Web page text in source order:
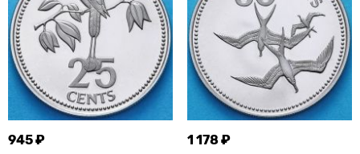
945 ₽ 1 178 ₽